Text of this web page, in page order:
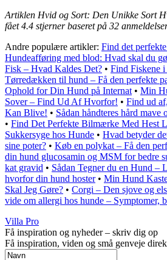
Artiklen Hvid og Sort: Den Unikke Sort
fået4.4 stjerner baseret på 32
Andre populære artikler: Find det
Hundeafføring med blod: Hvad skal du
Fisk – Hvad Kaldes Det? • Find Fiskene
Tørredækken til hund – Få den perfekte
Ophold for Din Hund på Internat • Min
Sover – Find Ud Af Hvorfor! • Find ud
Kan Blive! • Sådan håndteres hård mave
• Find Det Perfekte Bilmærke Med Hest
Sukkersyge hos Hunde • Hvad betyder
sine poter? • Køb en polykat – Få den
din hund glucosamin og MSM for bedre
kat gravid • Sådan Tegner du en Hund –
hvorfor din hund hoster• Min Hund
Skal Jeg Gøre? • Corgi – Den sjove og
vide om allergi hos hunde – Symptomer,
Villa Pro
Få inspiration og nyheder – skriv dig op
Få inspiration, viden og små genveje